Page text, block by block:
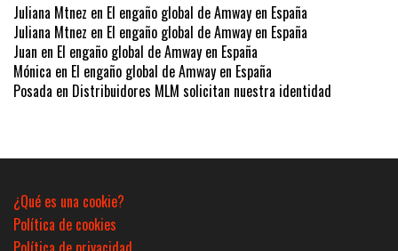
Juliana Mtnez en El engaño global de Amway en España
Juliana Mtnez en El engaño global de Amway en España
Juan en El engaño global de Amway en España
Mónica en El engaño global de Amway en España
Posada en Distribuidores MLM solicitan nuestra identidad
¿Qué es una cookie?
Política de cookies